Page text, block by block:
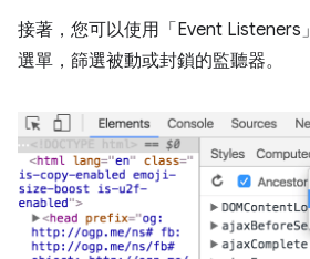
接著，您可以使用「Event Listeners」
選單，篩選被動或封鎖的監聽器。